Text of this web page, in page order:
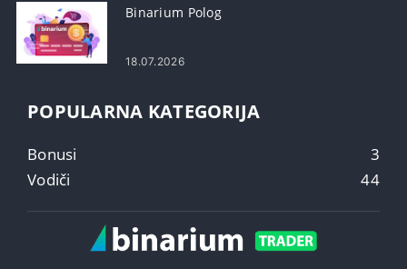
Binarium Polog
18.07.2026
POPULARNA KATEGORIJA
Bonusi
3
Vodiči
44